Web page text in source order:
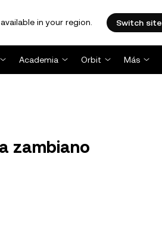
in your region. Switch site
Academia Orbit Más
zambiano